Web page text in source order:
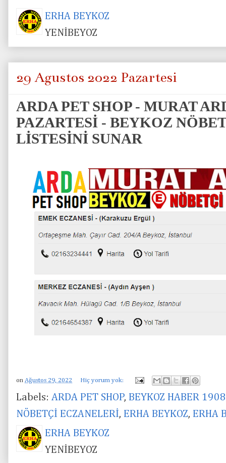
ERHA BEYKOZ
YENİBEYOZ
29 Ağustos 2022 Pazartesi
ARDA PET SHOP - MURAT
PAZARTESİ - BEYKOZ
LİSTESİNİ SUNAR
on Ağustos 29, 2022 Hiç yorum yok:
Labels: ARDA PET SHOP, BEYKOZ HABER 1908
NÖBETÇİ ECZANELERİ, ERHA BEYKOZ, ERHA
ERHA BEYKOZ
YENİBEYOZ